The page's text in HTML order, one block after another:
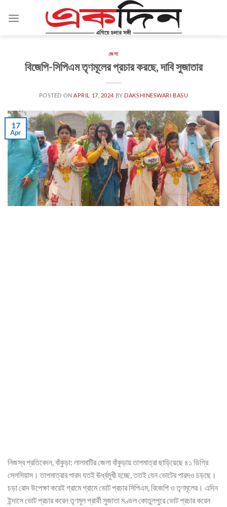
জেলা
বিজেপি-সিপিএম তৃণমূলের প্রচার করছে, দাবি সুজাতার
POSTED ON APRIL 17, 2024 BY DAKSHINESWARI BASU
17
Apr
নিজস্ব প্রতিবেদন, বাঁকুড়া: লালমাটির জেলা বাঁকুড়ায় তাপমাত্রা ছাড়িয়েছে ৪১ ডিগ্রি
সেলসিয়াস। তাপমাত্রার পারদ যতই ঊর্ধ্বমুখী হচ্ছে, ততই যেন ভোটের পারদও চড়ছে।
চড়া রোদ উপেক্ষা করেই গ্রামে গ্রামে ভোট প্রচার সিপিএম, বিজেপি ও তৃণমূলের। এদিন
ইন্দাসে ভোট প্রচার করেন তৃণমূল প্রার্থী সুজাতা মণ্ডল কোতুলপুরে ভোট প্রচার করেন